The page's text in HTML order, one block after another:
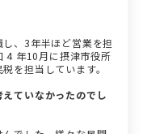
、3年半ほど営業を担
4 年10月に摂津市役所
を担当しています。
ていなかったのでし